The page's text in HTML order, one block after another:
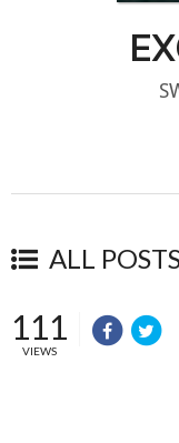
ALL
111
VIEWS